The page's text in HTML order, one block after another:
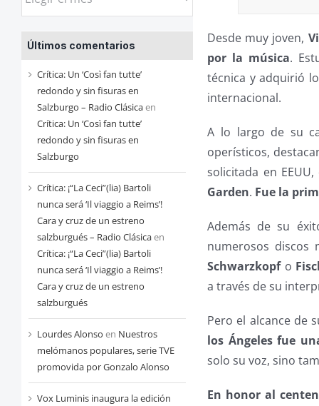
entradas
de
cada
mes
Últimos comentarios
Crítica: Un ‘Così fan tutte’
redondo y sin fisuras en
Salzburgo – Radio Clásicaen
Crítica: Un ‘Così fan tutte’
redondo y sin fisuras en
Salzburgo
Crítica: ¡“La Ceci”(lia) Bartoli
nunca será ‘Il viaggio a Reims’!
Cara y cruz de un estreno
salzburgués – Radio Clásicaen
Crítica: ¡“La Ceci”(lia) Bartoli
nunca será ‘Il viaggio a Reims’!
Cara y cruz de un estreno
salzburgués
Lourdes Alonso en Nuestros
melómanos populares, serie TVE
promovida por Gonzalo Alonso
Vox Luminis inaugura la edición
Desde muy joven,
por la música.
técnica y adquirió
internacional.
A lo largo de su
operísticos,
solicitada en
Garden. Fue la
Además de su
numerosos discos
Schwarzkopfo
a través de su
Pero el alcance de
los Ángeles fue
solo su voz, sino
En honor al